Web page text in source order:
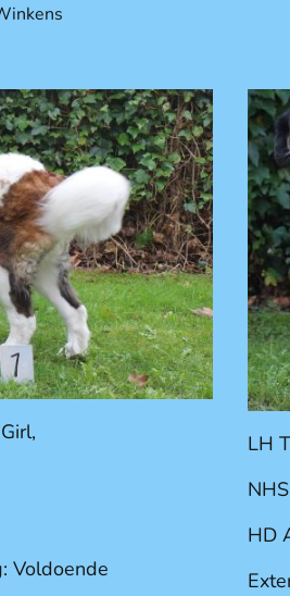
Voldoende
LH
HD